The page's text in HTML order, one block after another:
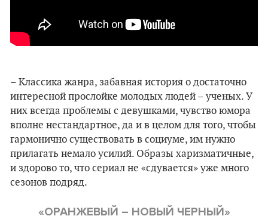
– Классика жанра, забавная история о достаточно
интересной прослойке молодых людей – ученых. У
них всегда проблемы с девушками, чувство юмора
вполне нестандартное, да и в целом для того, чтобы
гармонично существовать в социуме, им нужно
прилагать немало усилий. Образы харизматичные,
и здорово то, что сериал не «сдувается» уже много
сезонов подряд.
«ОРАНЖЕВЫЙ – НОВЫЙ ЧЕРНЫЙ»